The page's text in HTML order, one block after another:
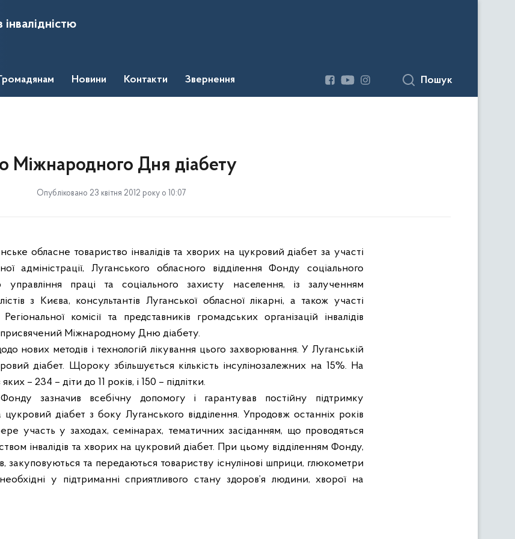
Новини Контакти Звернення Пошук
Міжнародного Дня діабету
Опубліковано 23 квітня 2012 року о 10:07
обласне товариство інвалідів та хворих на цукровий діабет за участі
адміністрації, Луганського обласного відділення Фонду соціального
управління праці та соціального захисту населення, із залученням
з Києва, консультантів Луганської обласної лікарні, а також участі
комісії та представників громадських організацій інвалідів
присвячений Міжнародному Дню діабету.
нових методів і технологій лікування цього захворювання. У Луганській
діабет. Щороку збільшується кількість інсулінозалежних на 15%. На
– 234 – діти до 11 років, і 150 – підлітки.
зазначив всебічну допомогу і гарантував постійну підтримку
діабет з боку Луганського відділення. Упродовж останніх років
участь у заходах, семінарах, тематичних засіданням, що проводяться
інвалідів та хворих на цукровий діабет. При цьому відділенням Фонду,
закуповуються та передаються товариству існулінові шприци, глюкометри
у підтриманні сприятливого стану здоров’я людини, хворої на